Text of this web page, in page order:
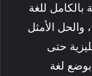
للغة
والحل الأمثل
حتى
بوضع لغة